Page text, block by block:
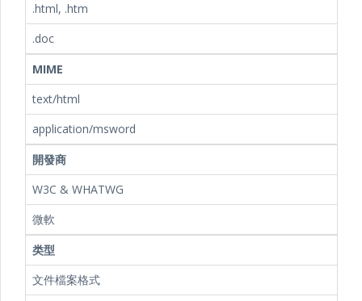
.html, .htm
.doc
MIME
text/html
application/msword
開發商
W3C & WHATWG
微軟
类型
文件檔案格式